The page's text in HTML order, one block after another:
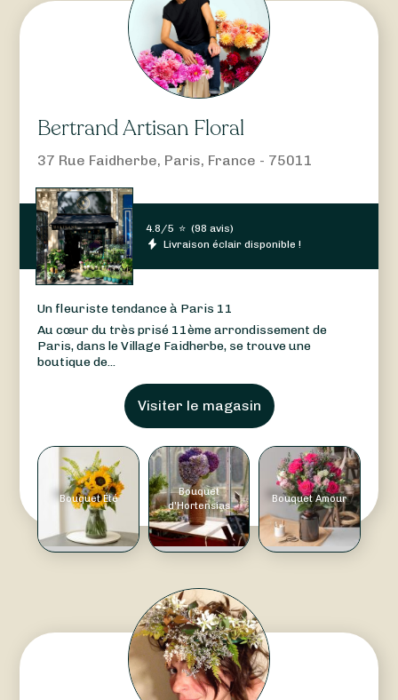
Bertrand Artisan Floral
37 Rue Faidherbe, Paris, France - 75011
4.8/5 ⭐ (98 avis)
Livraison éclair disponible !
Un fleuriste tendance à Paris 11
Au cœur du très prisé 11ème arrondissement de
Paris, dans le Village Faidherbe, se trouve une
boutique de...
Visiter le magasin
Bouquet Été
Bouquet
d'Hortensias
Bouquet Amour